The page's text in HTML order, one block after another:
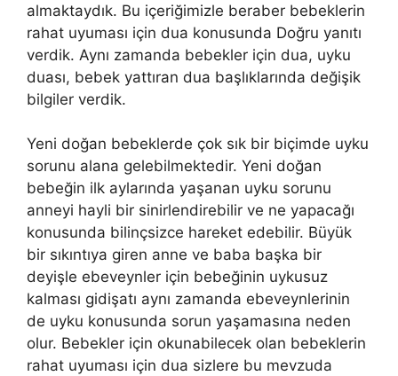
almaktaydık. Bu içeriğimizle beraber bebeklerin
rahat uyuması için dua konusunda Doğru yanıtı
verdik. Aynı zamanda bebekler için dua, uyku
duası, bebek yattıran dua başlıklarında değişik
bilgiler verdik.
Yeni doğan bebeklerde çok sık bir biçimde uyku
sorunu alana gelebilmektedir. Yeni doğan
bebeğin ilk aylarında yaşanan uyku sorunu
anneyi hayli bir sinirlendirebilir ve ne yapacağı
konusunda bilinçsizce hareket edebilir. Büyük
bir sıkıntıya giren anne ve baba başka bir
deyişle ebeveynler için bebeğinin uykusuz
kalması gidişatı aynı zamanda ebeveynlerinin
de uyku konusunda sorun yaşamasına neden
olur. Bebekler için okunabilecek olan bebeklerin
rahat uyuması için dua sizlere bu mevzuda